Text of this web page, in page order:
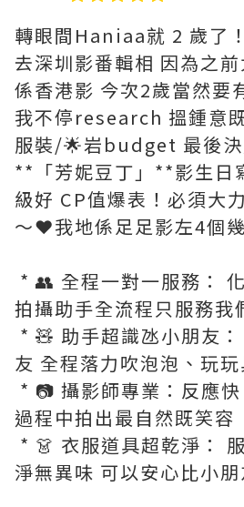
轉眼間Haniaa就 2 歲了
去深圳影番輯相 因為之
係香港影 今次2歲當然要
我不停research 搵鍾意
服裝/🌟岩budget 最後決
**「芳妮豆丁」**影生日
級好 CP值爆表！必須大
～❤️我地係足足影左4個
* 👥 全程一對一服務：
拍攝助手全流程只服務我
* 🧸 助手超識氹小朋友
友 全程落力吹泡泡、玩
* 📷 攝影師專業：反應
過程中拍出最自然既笑容
* 👗 衣服道具超乾淨：
淨無異味 可以安心比小朋